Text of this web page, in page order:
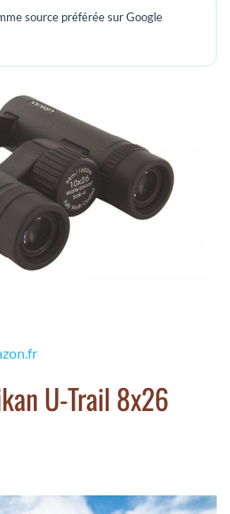
source préférée sur Google
U-Trail 8x26